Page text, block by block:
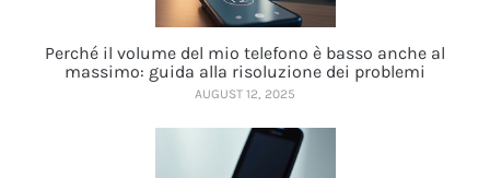
Perché il volume del mio telefono è basso anche al
massimo: guida alla risoluzione dei problemi
AUGUST 12, 2025